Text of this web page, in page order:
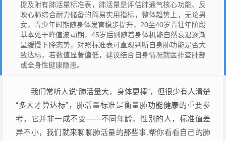
提及附有肺活量标准表，肺活量是评估肺通气核心功能、反
映心肺综合耐力储备的简易实用指标，整体趋势上，无论男
女，青少年时期随身体发育稳步提升，20至40岁青壮年阶段
基本处于峰值波动期，45岁后则随着身体机能自然衰退逐渐
呈缓慢下降态势，对照标准表可直观判断自身肺功能是否大
致达标，若数值显著偏低，建议结合自身情况就医排查肺部
或全身性健康隐患。
我们常听人说“肺活量大，身体更棒”，但很少有人清楚
“多大才算达标”，肺活量标准是衡量肺功能健康的重要参
考，它并非一成不变——不同年龄、性别的人，标准值差
异不小，我们就来聊聊肺活量的那些事,帮你看看自己的肺